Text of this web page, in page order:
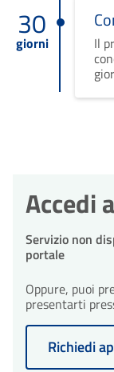
30
giorni Il
Accedi
Servizio non
portale
Oppure, puoi
presentarti
Richiedi